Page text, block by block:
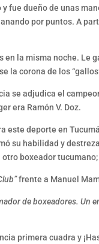
fue dueño de unas
por puntos. A
la misma noche. Le
la corona de los
se adjudica el
era Ramón V. Doz.
este deporte en
su habilidad y
boxeador tucumano;
frente a Manuel
de boxeadores. Un
primera cuadra y